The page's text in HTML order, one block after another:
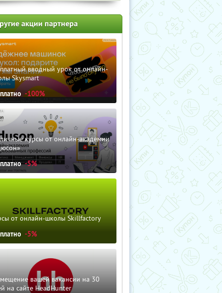
акции партнера
вводный урок от онлайн-
Skysmart
-100%
курсы от онлайн-академии
-5%
от онлайн-школы Skillfactory
-5%
вашей вакансии на 30
на сайте HeadHunter